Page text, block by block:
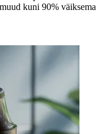
kuni 90% väiksema